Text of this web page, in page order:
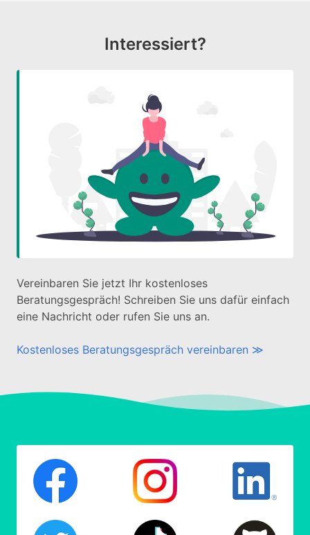
Interessiert?
Vereinbaren Sie jetzt Ihr kostenloses
Beratungsgespräch! Schreiben Sie uns dafür einfach
eine Nachricht oder rufen Sie uns an.
Kostenloses Beratungsgespräch vereinbaren ≫